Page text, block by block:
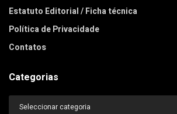
Estatuto Editorial / Ficha técnica
Política de Privacidade
Contatos
Categorias
Categorias